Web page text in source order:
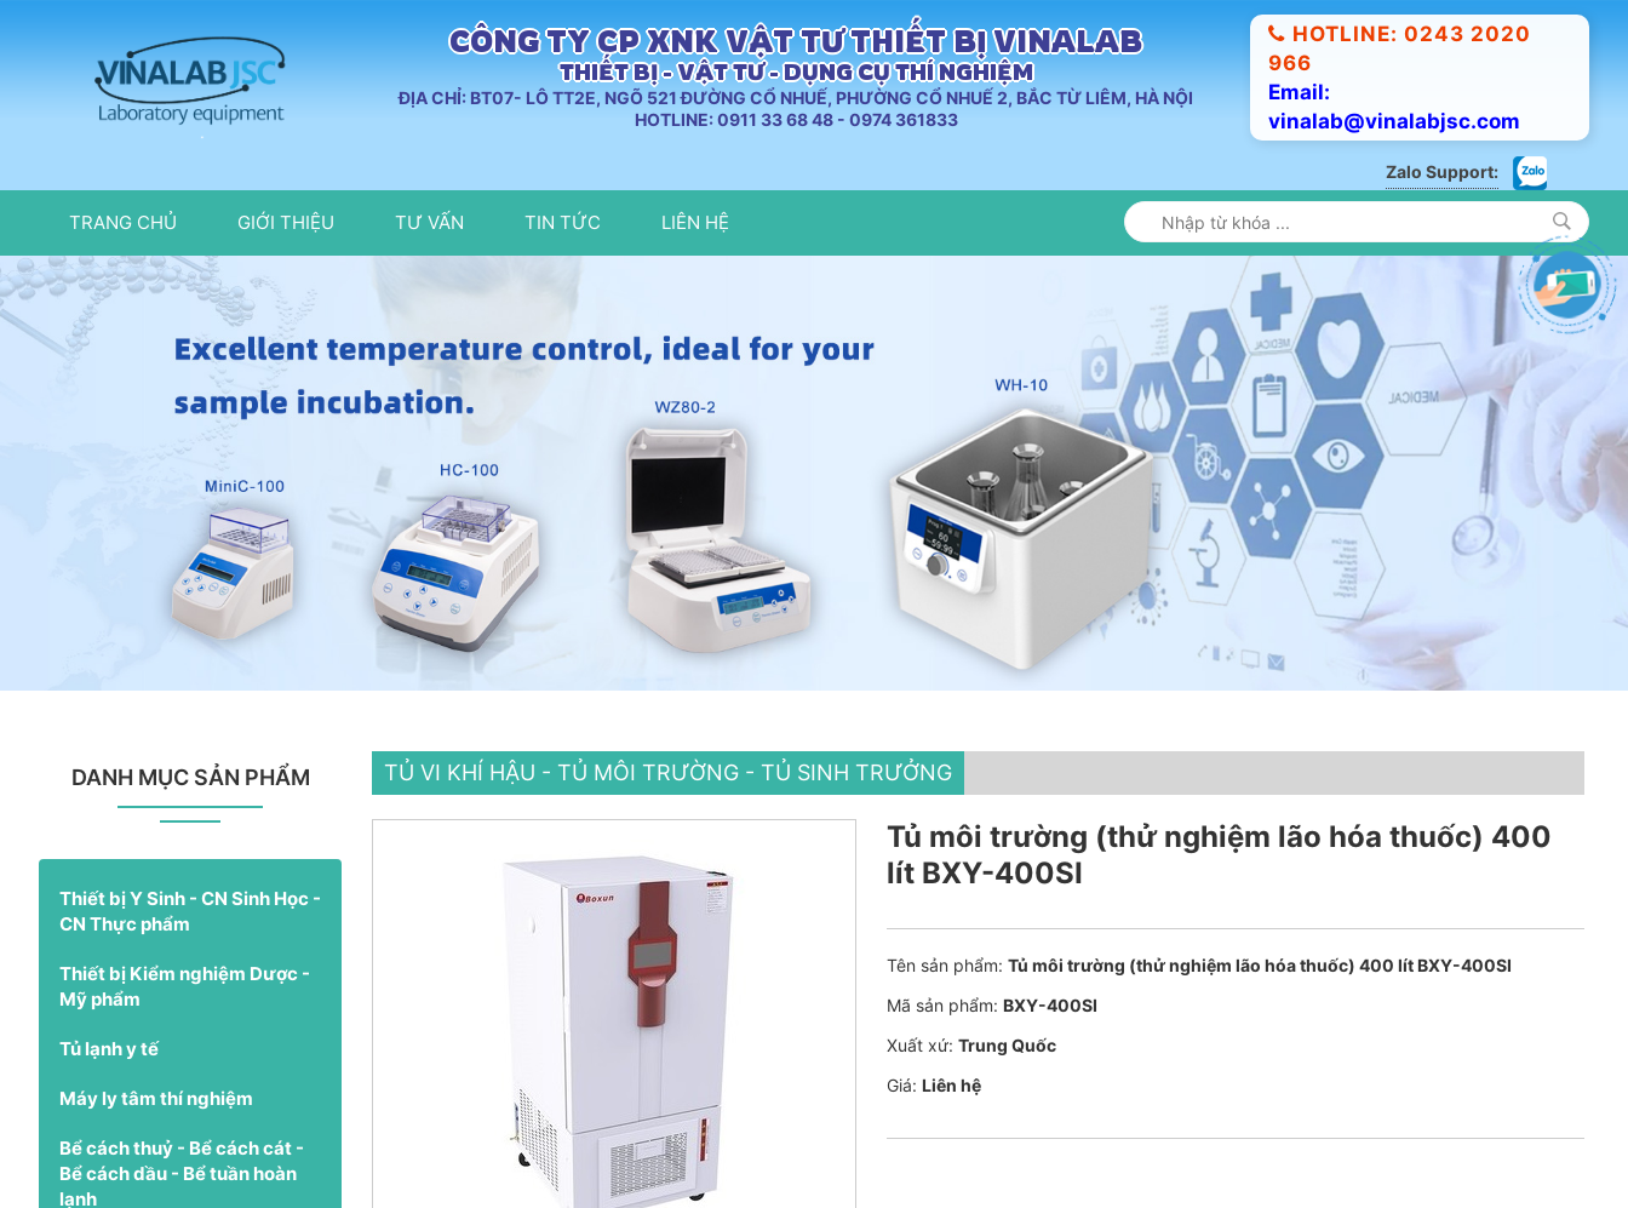
CÔNG TY CP XNK VẬT TƯ THIẾT BỊ VINALAB
THIẾT BỊ - VẬT TƯ - DỤNG CỤ THÍ NGHIỆM
ĐỊA CHỈ: BT07- LÔ TT2E, NGÕ 521 ĐƯỜNG CỔ NHUẾ, PHƯỜNG CỔ NHUẾ 2, BẮC TỪ LIÊM, HÀ NỘI
HOTLINE: 0911 33 68 48 - 0974 361833
HOTLINE: 0243 2020
966
Email:
vinalab@vinalabjsc.com
Zalo Support:
TRANG CHỦ GIỚI THIỆU TƯ VẤN TIN TỨC LIÊN HỆ
DANH MỤC SẢN PHẨM
Thiết bị Y Sinh - CN Sinh Học -
CN Thực phẩm
Thiết bị Kiểm nghiệm Dược -
Mỹ phẩm
Tủ lạnh y tế
Máy ly tâm thí nghiệm
Bể cách thuỷ - Bể cách cát -
Bể cách dầu - Bể tuần hoàn
lạnh
TỦ VI KHÍ HẬU - TỦ MÔI TRƯỜNG - TỦ SINH TRƯỞNG
Tủ môi trường (thử nghiệm lão hóa thuốc) 400
lít BXY-400SI
Tên sản phẩm: Tủ môi trường (thử nghiệm lão hóa thuốc) 400 lít BXY-400SI
Mã sản phẩm: BXY-400SI
Xuất xứ: Trung Quốc
Giá: Liên hệ